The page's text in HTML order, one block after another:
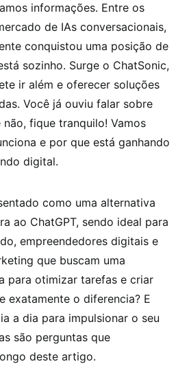
informações. Entre os
de IAs conversacionais,
conquistou uma posição de
sozinho. Surge o ChatSonic,
ir além e oferecer soluções
Você já ouviu falar sobre
não, fique tranquilo! Vamos
e por que está ganhando
digital.
como uma alternativa
ao ChatGPT, sendo ideal para
empreendedores digitais e
que buscam uma
para otimizar tarefas e criar
exatamente o diferencia? E
a dia para impulsionar o seu
são perguntas que
deste artigo.